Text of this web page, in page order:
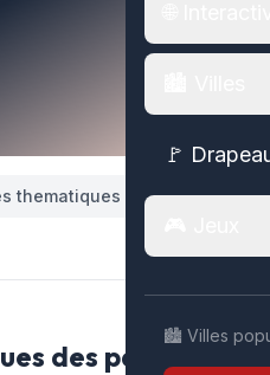
🚩
🏙️ Villes
thematiques
des pays du